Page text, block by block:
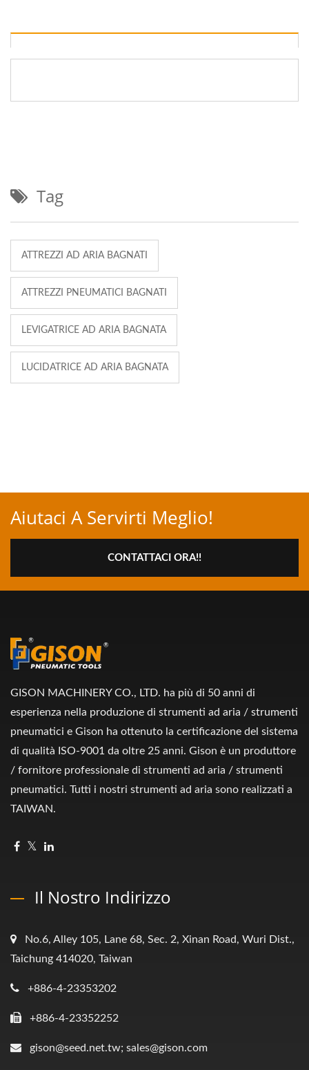
Tag
ATTREZZI AD ARIA BAGNATI
ATTREZZI PNEUMATICI BAGNATI
LEVIGATRICE AD ARIA BAGNATA
LUCIDATRICE AD ARIA BAGNATA
Aiutaci A Servirti Meglio!
CONTATTACI ORA!!
GISON MACHINERY CO., LTD. ha più di 50 anni di
esperienza nella produzione di strumenti ad aria / strumenti
pneumatici e Gison ha ottenuto la certificazione del sistema
di qualità ISO-9001 da oltre 25 anni. Gison è un produttore
/ fornitore professionale di strumenti ad aria / strumenti
pneumatici. Tutti i nostri strumenti ad aria sono realizzati a
TAIWAN.
Il Nostro Indirizzo
No.6, Alley 105, Lane 68, Sec. 2, Xinan Road, Wuri Dist.,
Taichung 414020, Taiwan
+886-4-23353202
+886-4-23352252
gison@seed.net.tw; sales@gison.com